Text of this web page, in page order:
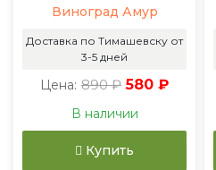
Виноград Амур
Доставка по Тимашевску от
3-5 дней
Цена: 890 ₽ 580 ₽
В наличии
Купить